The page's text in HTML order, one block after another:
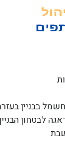
בבניין
לבטחון הבניין